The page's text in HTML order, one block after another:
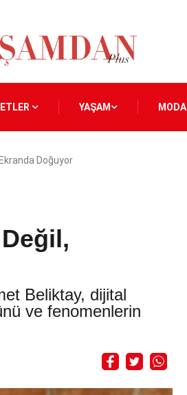
YAŞAM MODA
Doğuyor
Beliktay, dijital
ve fenomenlerin